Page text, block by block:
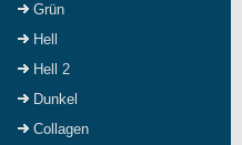
Grün
Hell
Hell 2
Dunkel
Collagen